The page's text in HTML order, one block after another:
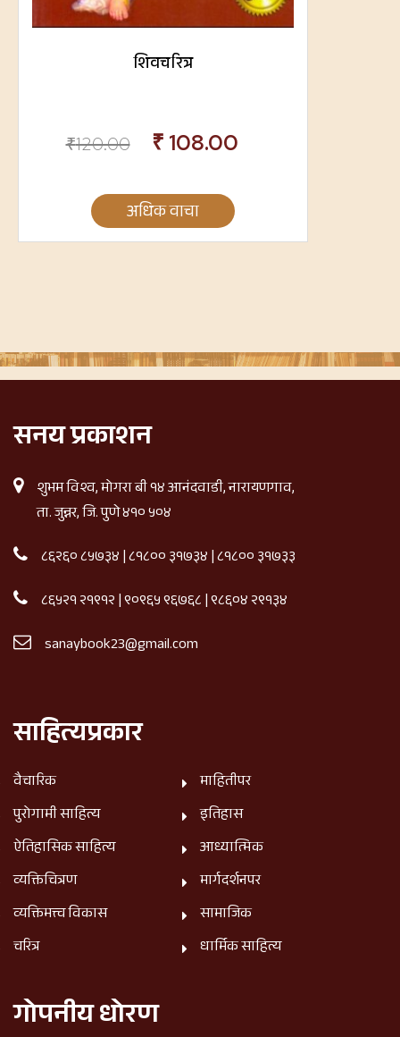
शिवचरित्र
₹120.00 ₹ 108.00
अधिक वाचा
सनय प्रकाशन
शुभम विश्व, मोगरा बी १४ आनंदवाडी, नारायणगाव,
ता. जुन्नर, जि. पुणे ४१० ५०४
८६२६० ८५७३४|८१८०० ३१७३४|८१८०० ३१७३३
८६५२१ २१९१२|९०९६५ ९६७६८|९८६०४ २९१३४
sanaybook23@gmail.com
साहित्यप्रकार
वैचारिक
पुरोगामी साहित्य
ऐतिहासिक साहित्य
व्यक्तिचित्रण
व्यक्तिमत्त्व विकास
चरित्र
माहितीपर
इतिहास
आध्यात्मिक
मार्गदर्शनपर
सामाजिक
धार्मिक साहित्य
गोपनीय धोरण